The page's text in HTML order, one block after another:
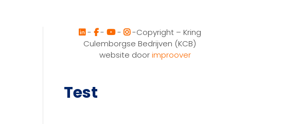
- - -
-Copyright – Kring
Culemborgse Bedrijven (KCB)
website doorimproover
Test